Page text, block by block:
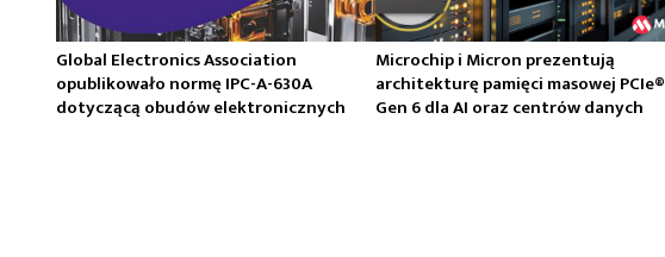
Global Electronics Association
opublikowało normę IPC-A-630A
dotyczącą obudów elektronicznych
Microchip i Micron prezentują
architekturę pamięci masowej PCIe®
Gen 6 dla AI oraz centrów danych